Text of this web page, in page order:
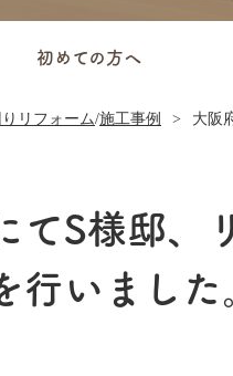
初めての方へ
リフォーム/施工事例 大阪
てS様邸、
行いました